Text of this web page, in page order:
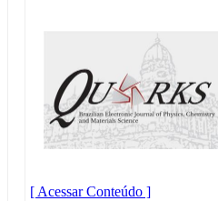
[ Acessar Conteúdo ]